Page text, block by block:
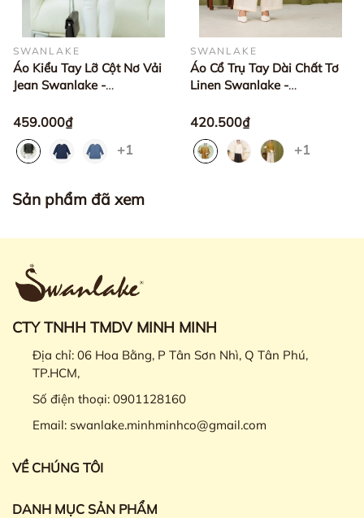
SWANLAKE
Áo Kiểu Tay Lỡ Cột Nơ Vải
Jean Swanlake -
459.000₫
+1
SWANLAKE
Áo Cổ Trụ Tay Dài Chất Tơ
Linen Swanlake -
420.500₫
+1
Sản phẩm đã xem
CTY TNHH TMDV MINH MINH
Địa chỉ: 06 Hoa Bằng, P Tân Sơn Nhì, Q Tân Phú,
TP.HCM,
Số điện thoại: 0901128160
Email: swanlake.minhminhco@gmail.com
VỀ CHÚNG TÔI
DANH MỤC SẢN PHẨM